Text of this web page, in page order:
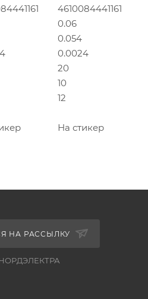
4610084441161
0.06
0.054
0.0024
20
10
12
На стикер
НА РАССЫЛКУ